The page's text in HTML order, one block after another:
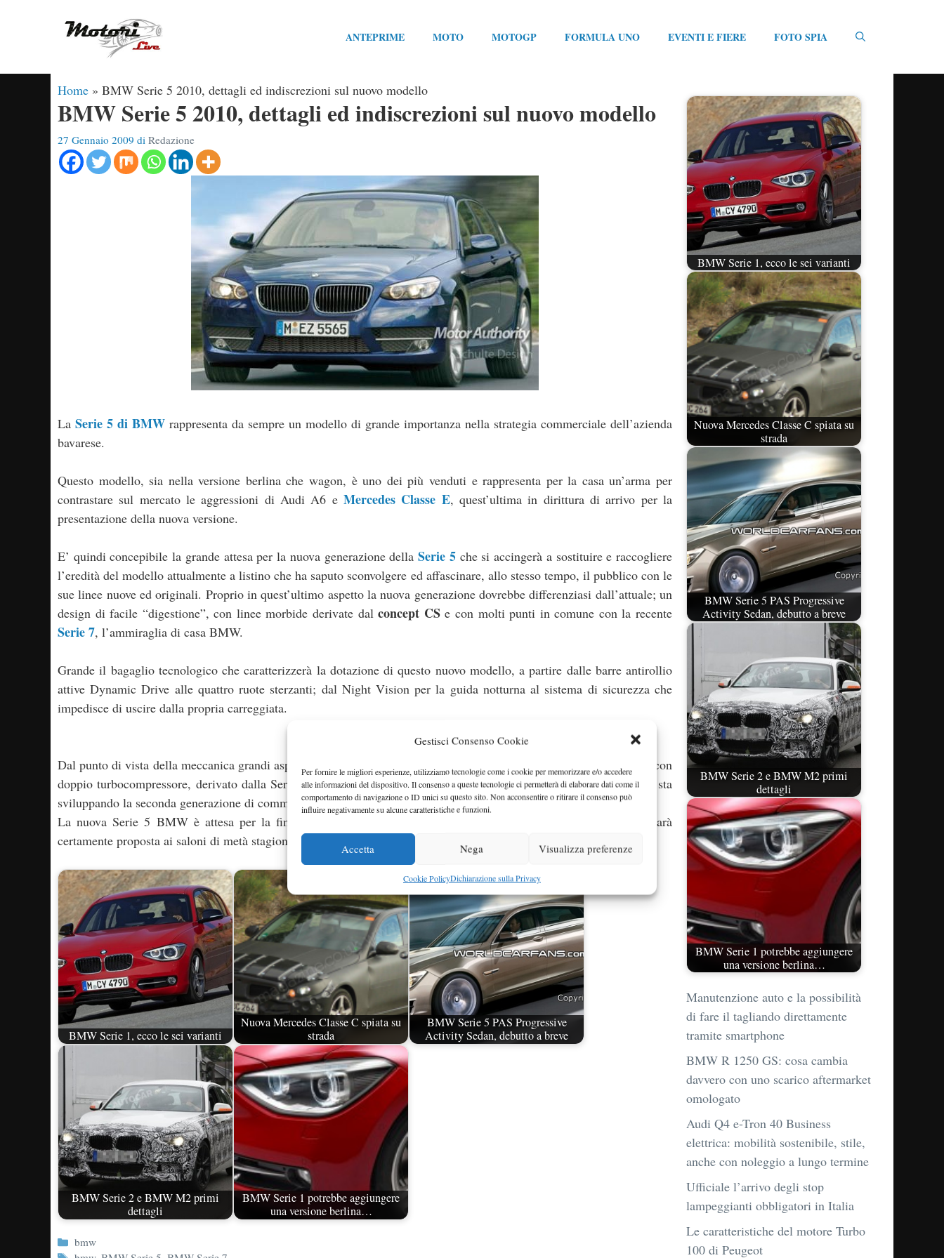
Gestisci Consenso Cookie
Per fornire le migliori esperienze, utilizziamo tecnologie come i cookie per memorizzare e/o accedere
alle informazioni del dispositivo. Il consenso a queste tecnologie ci permetterà di elaborare dati come il
comportamento di navigazione o ID unici su questo sito. Non acconsentire o ritirare il consenso può
influire negativamente su alcune caratteristiche e funzioni.
Accetta Nega Visualizza preferenze
Cookie PolicyDichiarazione sulla Privacy
ANTEPRIME MOTO MOTOGP FORMULA UNO EVENTI E FIERE FOTO SPIA
Home » BMW Serie 5 2010, dettagli ed indiscrezioni sul nuovo modello
BMW Serie 5 2010, dettagli ed indiscrezioni sul nuovo modello
27 Gennaio 2009 di Redazione
La Serie 5 di BMW rappresenta da sempre un modello di grande importanza nella strategia commerciale dell’azienda
bavarese.
Questo modello, sia nella versione berlina che wagon, è uno dei più venduti e rappresenta per la casa un’arma per
contrastare sul mercato le aggressioni di Audi A6 e Mercedes Classe E, quest’ultima in dirittura di arrivo per la
presentazione della nuova versione.
E’ quindi concepibile la grande attesa per la nuova generazione dellaSerie 5che si accingerà a sostituire e raccogliere
l’eredità del modello attualmente a listino che ha saputo sconvolgere ed affascinare, allo stesso tempo, il pubblico con le
sue linee nuove ed originali. Proprio in quest’ultimo aspetto la nuova generazione dovrebbe differenziasi dall’attuale; un
design di facile “digestione”, con linee morbide derivate dalconcept CSe con molti punti in comune con la recente
Serie 7, l’ammiraglia di casa BMW.
Grande il bagaglio tecnologico che caratterizzerà la dotazione di questo nuovo modello, a partire dalle barre antirollio
attive Dynamic Drive alle quattro ruote sterzanti; dal Night Vision per la guida notturna al sistema di sicurezza che
impedisce di uscire dalla propria carreggiata.
Dal punto di vista della meccanica grandi aspettative per i modelli di punta, è atteso un prestazionale V8 da 4.4 litri con
doppio turbocompressore, derivato dalla Serie X6, e una folta schiera di propulsori turbodiesel per la quale BMW sta
sviluppando la seconda generazione di common rail.
La nuova Serie 5 BMW è attesa per la fine di quest’anno come modello 2010, quindi una versione pre-serie sarà
certamente proposta ai saloni di metà stagione.
BMW Serie 1, ecco le sei varianti
Nuova Mercedes Classe C spiata su
strada
BMW Serie 5 PAS Progressive
Activity Sedan, debutto a breve
BMW Serie 2 e BMW M2 primi
dettagli
BMW Serie 1 potrebbe aggiungere
una versione berlina…
Categorie
bmw
BMW Serie 1, ecco le sei varianti
Nuova Mercedes Classe C spiata su
strada
BMW Serie 5 PAS Progressive
Activity Sedan, debutto a breve
BMW Serie 2 e BMW M2 primi
dettagli
BMW Serie 1 potrebbe aggiungere
una versione berlina…
Manutenzione auto e la possibilità
di fare il tagliando direttamente
tramite smartphone
BMW R 1250 GS: cosa cambia
davvero con uno scarico aftermarket
omologato
Audi Q4 e-Tron 40 Business
elettrica: mobilità sostenibile, stile,
anche con noleggio a lungo termine
Ufficiale l’arrivo degli stop
lampeggianti obbligatori in Italia
Le caratteristiche del motore Turbo
100 di Peugeot